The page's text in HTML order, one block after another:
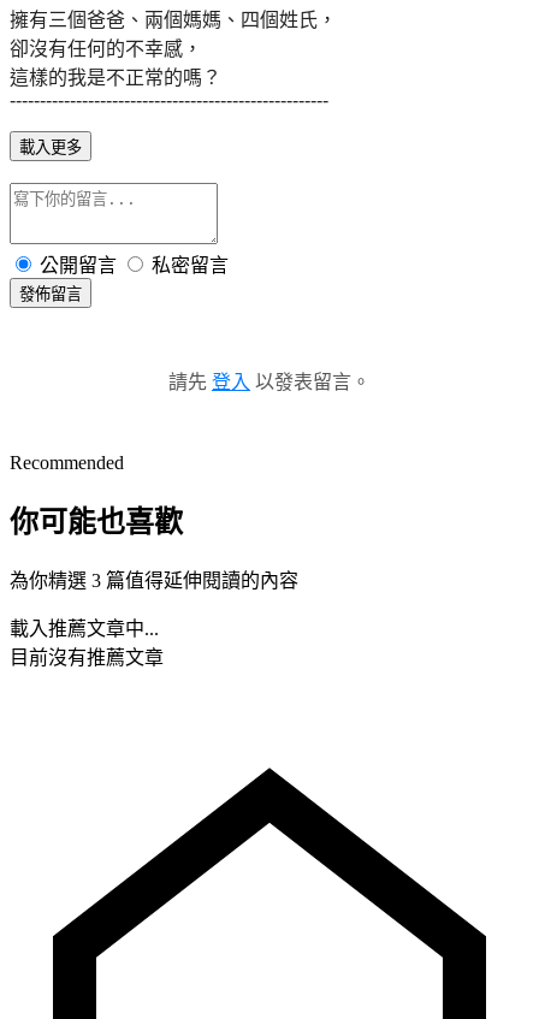
擁有三個爸爸、兩個媽媽、四個姓氏，
卻沒有任何的不幸感，
這樣的我是不正常的嗎？
-----------------------------------------------------
載入更多
公開留言 私密留言
發佈留言
請先 登入 以發表留言。
Recommended
你可能也喜歡
為你精選 3 篇值得延伸閱讀的內容
載入推薦文章中...
目前沒有推薦文章